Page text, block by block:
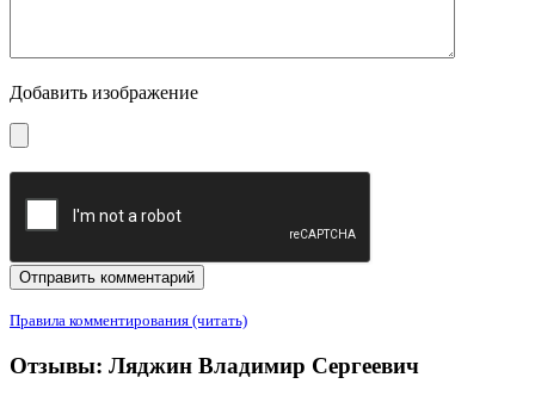
Добавить изображение
Правила комментирования (читать)
Отзывы: Ляджин Владимир Сергеевич